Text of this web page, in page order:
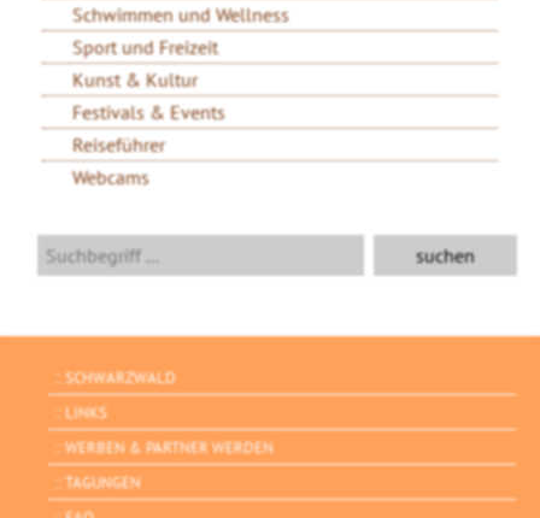
Schwimmen und Wellness
Sport und Freizeit
Kunst & Kultur
Festivals & Events
Reiseführer
Webcams
SCHWARZWALD
LINKS
WERBEN & PARTNER WERDEN
TAGUNGEN